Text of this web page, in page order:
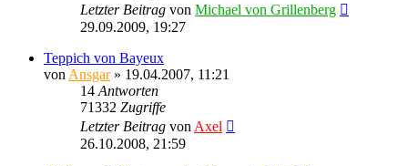
Letzter Beitrag von Michael von Grillenberg
29.09.2009, 19:27
Teppich von Bayeux
vonAnsgar» 19.04.2007, 11:21
14Antworten
71332 Zugriffe
Letzter Beitrag vonAxel
26.10.2008, 21:59